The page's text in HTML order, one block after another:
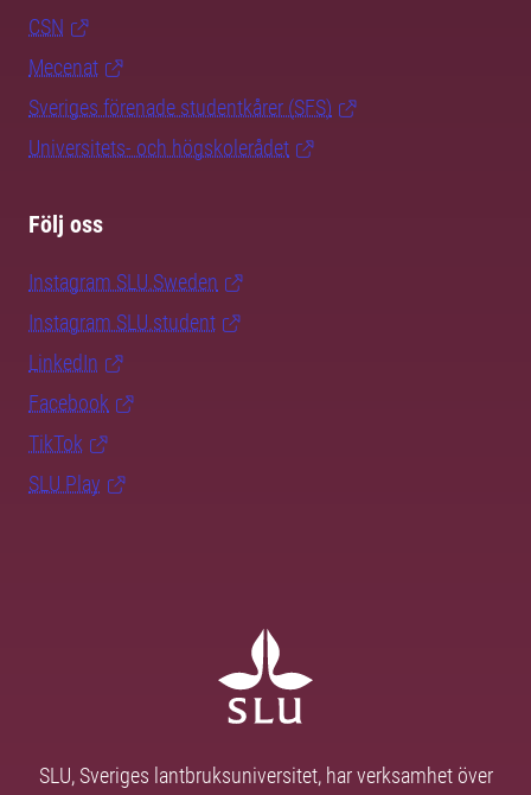
CSN
Mecenat
Sveriges förenade studentkårer (SFS)
Universitets- och högskolerådet
Följ oss
Instagram SLU.Sweden
Instagram SLU.student
LinkedIn
Facebook
TikTok
SLU Play
SLU, Sveriges lantbruksuniversitet, har verksamhet över